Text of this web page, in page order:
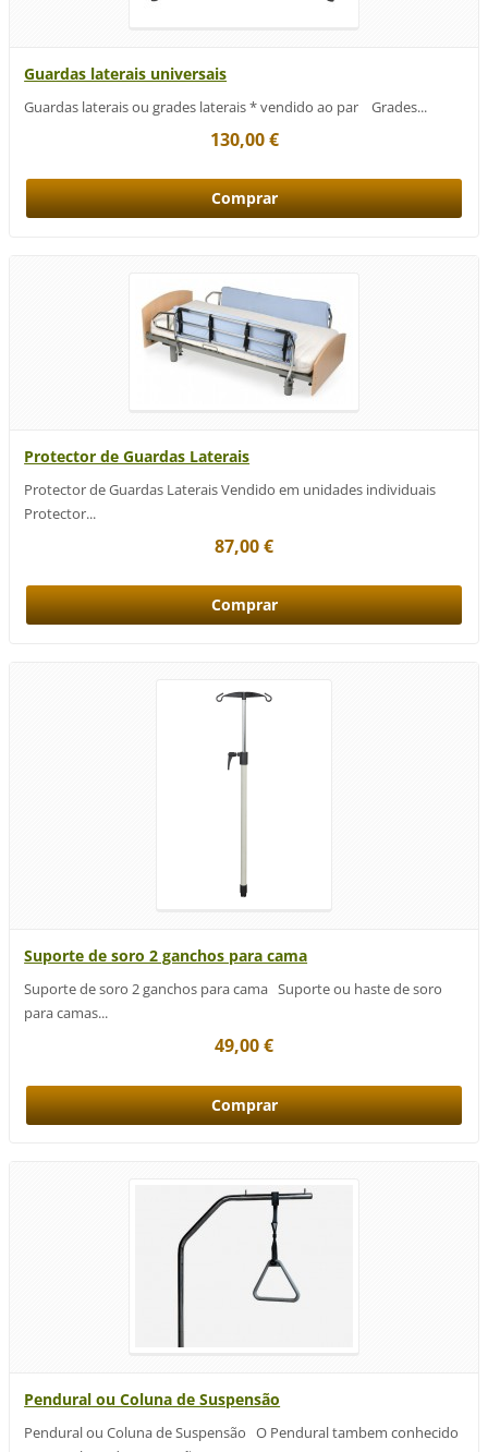
Guardas laterais universais
Guardas laterais ou grades laterais * vendido ao par Grades...
130,00 €
Protector de Guardas Laterais
Protector de Guardas Laterais Vendido em unidades individuais
Protector...
87,00 €
Suporte de soro 2 ganchos para cama
Suporte de soro 2 ganchos para cama Suporte ou haste de soro
para camas...
49,00 €
Pendural ou Coluna de Suspensão
Pendural ou Coluna de Suspensão O Pendural tambem conhecido